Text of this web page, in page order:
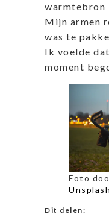
warmtebron
Mijn armen
was te
Ik voelde
moment
Foto
Unsplash
Dit delen: